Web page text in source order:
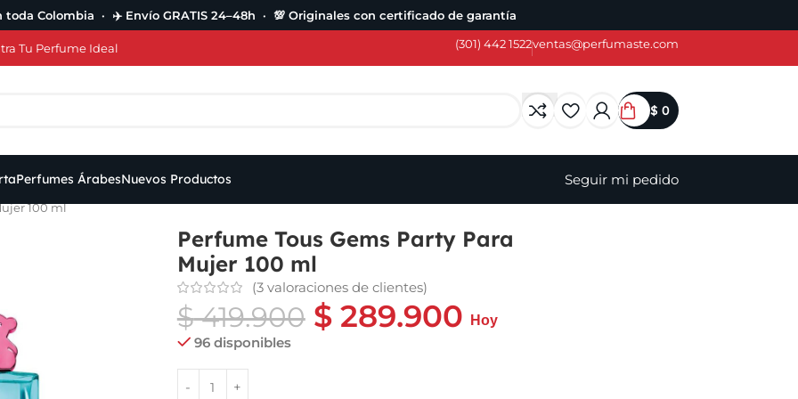
toda Colombia · ✈️ Envío GRATIS 24–48h · 💯 Originales con certificado de garantía
Tu Perfume Ideal (301) 442 1522ventas@perfumaste.com
$ 0
Perfumes ÁrabesNuevos Productos Seguir mi pedido
100 ml
Perfume Tous Gems Party Para
Mujer 100 ml
(3valoraciones de clientes)
$419.900 $289.900 Hoy
96 disponibles